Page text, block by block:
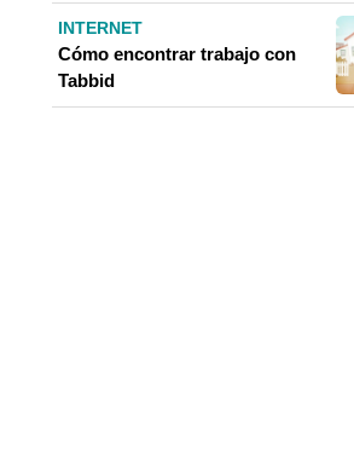
INTERNET
Cómo encontrar trabajo con
Tabbid